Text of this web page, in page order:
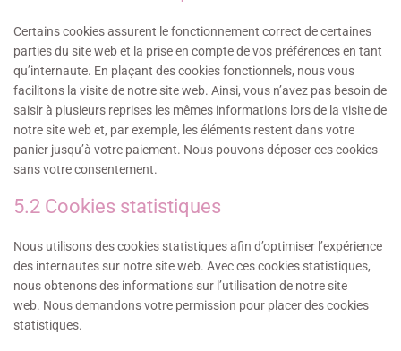
Certains cookies assurent le fonctionnement correct de certaines
parties du site web et la prise en compte de vos préférences en tant
qu’internaute. En plaçant des cookies fonctionnels, nous vous
facilitons la visite de notre site web. Ainsi, vous n’avez pas besoin de
saisir à plusieurs reprises les mêmes informations lors de la visite de
notre site web et, par exemple, les éléments restent dans votre
panier jusqu’à votre paiement. Nous pouvons déposer ces cookies
sans votre consentement.
5.2 Cookies statistiques
Nous utilisons des cookies statistiques afin d’optimiser l’expérience
des internautes sur notre site web. Avec ces cookies statistiques,
nous obtenons des informations sur l’utilisation de notre site
web. Nous demandons votre permission pour placer des cookies
statistiques.